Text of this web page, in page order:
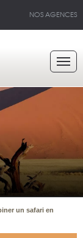
NOS AGENCES
un safari en